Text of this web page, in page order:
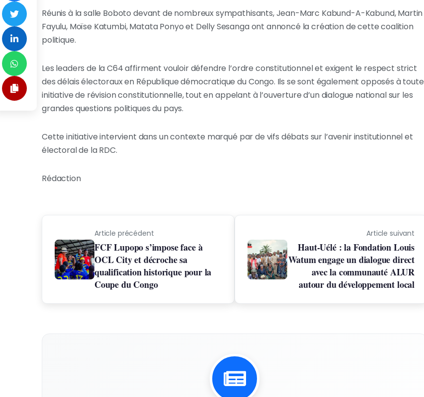
Réunis à la salle Boboto devant de nombreux sympathisants, Jean-Marc Kabund-A-Kabund, Martin
Fayulu, Moïse Katumbi, Matata Ponyo et Delly Sesanga ont annoncé la création de cette coalition
politique.
Les leaders de la C64 affirment vouloir défendre l’ordre constitutionnel et exigent le respect strict
des délais électoraux en République démocratique du Congo. Ils se sont également opposés à toute
initiative de révision constitutionnelle, tout en appelant à l’ouverture d’un dialogue national sur les
grandes questions politiques du pays.
Cette initiative intervient dans un contexte marqué par de vifs débats sur l’avenir institutionnel et
électoral de la RDC.
Rédaction
Article précédent
FCF Lupopo s’impose face à
OCL City et décroche sa
qualification historique pour la
Coupe du Congo
Article suivant
Haut-Uélé : la Fondation Louis
Watum engage un dialogue direct
avec la communauté ALUR
autour du développement local